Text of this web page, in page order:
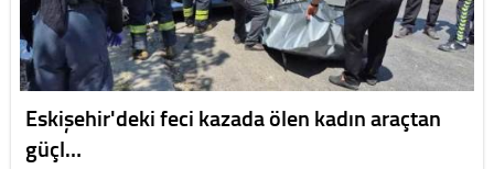
Eskişehir'deki feci kazada ölen kadın araçtan
güçl…